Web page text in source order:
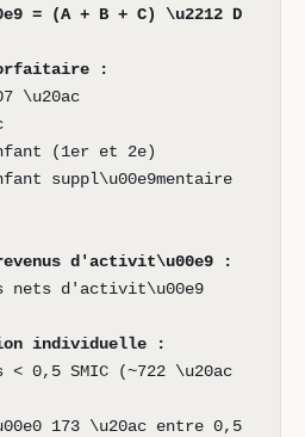
= (A + B + C) \u2212 D
:
\u20ac
(1er et 2e)
suppl\u00e9mentaire
d'activit\u00e9 :
nets d'activit\u00e9
individuelle :
0,5 SMIC (~722 \u20ac
173 \u20ac entre 0,5